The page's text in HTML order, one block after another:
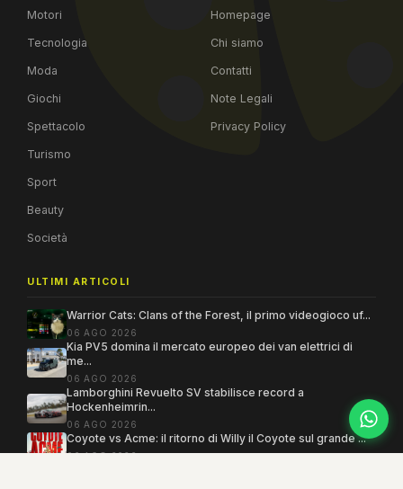
Motori
Tecnologia
Moda
Giochi
Spettacolo
Turismo
Sport
Beauty
Società
Homepage
Chi siamo
Contatti
Note Legali
Privacy Policy
ULTIMI ARTICOLI
Warrior Cats: Clans of the Forest, il primo videogioco uf...
06 AGO 2026
Kia PV5 domina il mercato europeo dei van elettrici di
me...
06 AGO 2026
Lamborghini Revuelto SV stabilisce record a
Hockenheimrin...
06 AGO 2026
Coyote vs Acme: il ritorno di Willy il Coyote sul grande ...
06 AGO 2026